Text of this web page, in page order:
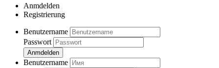
Anmdelden
Registrierung
Benutzername
Passwort
Anmdelden
Benutzername